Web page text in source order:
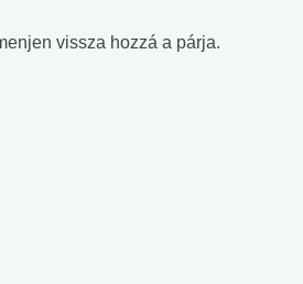
vissza hozzá a párja.